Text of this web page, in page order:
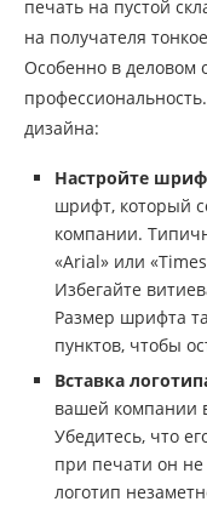
печать на пустой
на получателя
Особенно в
дизайна:
Настройте
шрифт, который
компании.
«Arial» или
Избегайте
Размер шрифта
пунктов, чтобы
Вставка
вашей компании
Убедитесь, что
при печати он
логотип